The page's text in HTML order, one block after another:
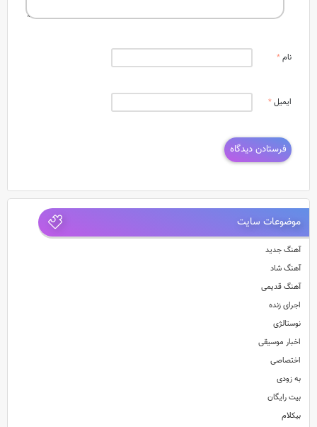
نام*
ایمیل*
موضوعات سایت
آهنگ جدید
آهنگ شاد
آهنگ قدیمی
اجرای زنده
نوستالژی
اخبار موسیقی
اختصاصی
به زودی
بیت رایگان
بیکلام